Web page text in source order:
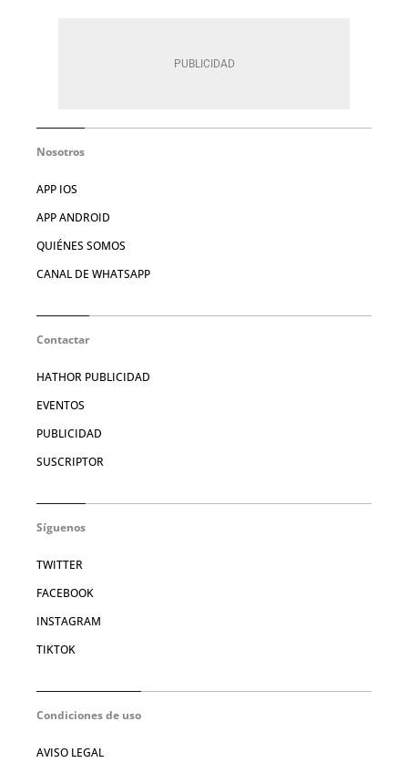
Nosotros
APP IOS
APP ANDROID
QUIÉNES SOMOS
CANAL DE WHATSAPP
Contactar
HATHOR PUBLICIDAD
EVENTOS
PUBLICIDAD
SUSCRIPTOR
Síguenos
TWITTER
FACEBOOK
INSTAGRAM
TIKTOK
Condiciones de uso
AVISO LEGAL